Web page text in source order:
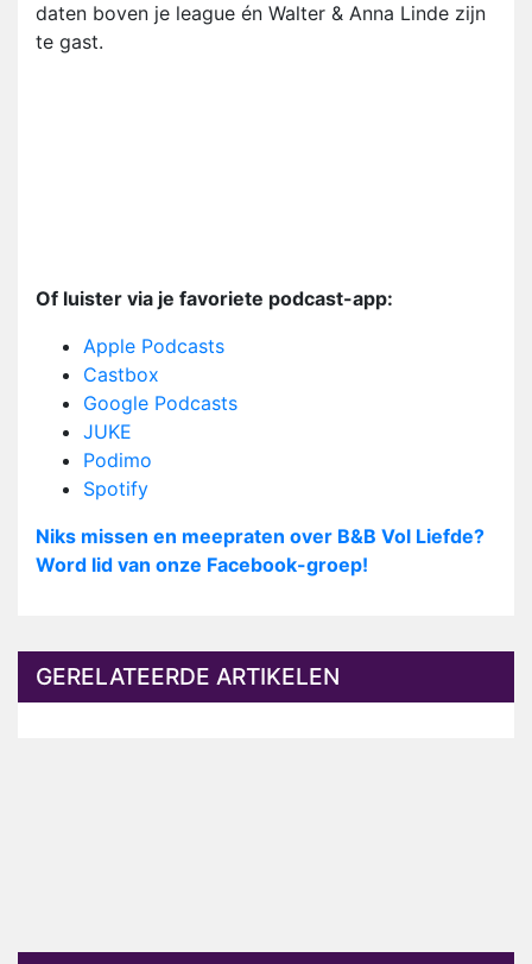
daten boven je league én Walter & Anna Linde zijn
te gast.
Of luister via je favoriete podcast-app:
Apple Podcasts
Castbox
Google Podcasts
JUKE
Podimo
Spotify
Niks missen en meepraten over B&B Vol Liefde?
Word lid van onze Facebook-groep!
GERELATEERDE ARTIKELEN